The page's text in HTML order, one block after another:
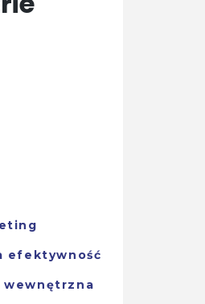
efektywność
wewnętrzna